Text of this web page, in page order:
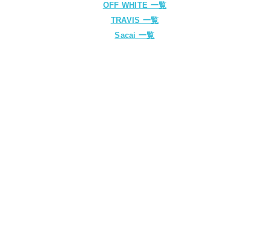
OFF WHITE 一覧
TRAVIS 一覧
Sacai 一覧